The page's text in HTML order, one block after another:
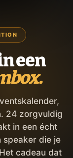
een
24 zorgvuldig
in een écht
speaker die je
cadeau dat